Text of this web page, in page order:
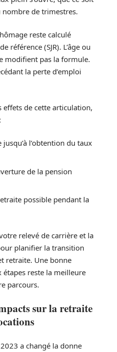
nombre de trimestres.
reste calculé
référence (SJR). L’âge ou
modifient pas la formule.
la perte d’emploi
de cette articulation,
l’obtention du taux
de la pension
possible pendant la
relevé de carrière et la
planifier la transition
retraite. Une bonne
reste la meilleure
parcours.
sur la retraite
a changé la donne